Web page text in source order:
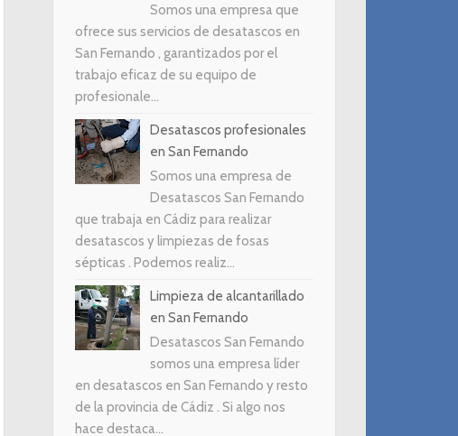
Somos una empresa que
ofrece sus servicios de desatascos en
San Fernando , garantizados por el
trabajo eficaz de su equipo de
profesionale...
Desatascos profesionales
en San Fernando
Somos una empresa de
Desatascos San Fernando
que trabaja en Cádiz para realizar
desatascos y limpiezas de fosas
sépticas . Podemos realiz...
Limpieza de alcantarillado
en San Fernando
Desatascos San Fernando
somos una empresa líder
en desatascos en San Fernando y resto
de la provincia de Cádiz . Si algo nos
hace destaca...